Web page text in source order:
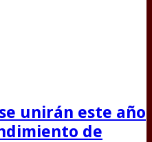
unirán este año
de